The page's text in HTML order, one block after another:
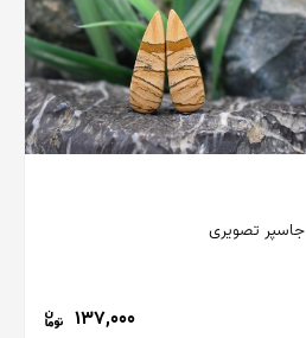
جاسپر تصویری
137,000